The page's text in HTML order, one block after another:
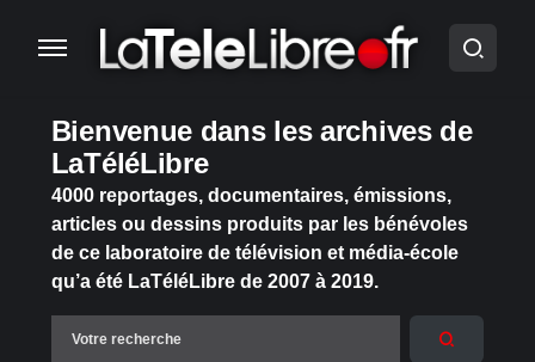
Bienvenue dans les archives de
LaTéléLibre
4000 reportages, documentaires, émissions,
articles ou dessins produits par les bénévoles
de ce laboratoire de télévision et média-école
qu’a été LaTéléLibre de 2007 à 2019.